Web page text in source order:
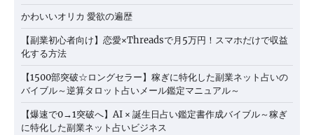
かわいいオリカ 愛欲の遍歴
【副業初心者向け】恋愛×Threadsで月5万円！スマホだけで収益
化する方法
【1500部突破☆ロングセラー】稼ぎに特化した副業ネット占いの
バイブル～逆算タロット占いメール鑑定マニュアル～
【爆速で0→1突破へ】AI × 誕生日占い鑑定書作成バイブル～稼ぎ
に特化した副業ネット占いビジネス